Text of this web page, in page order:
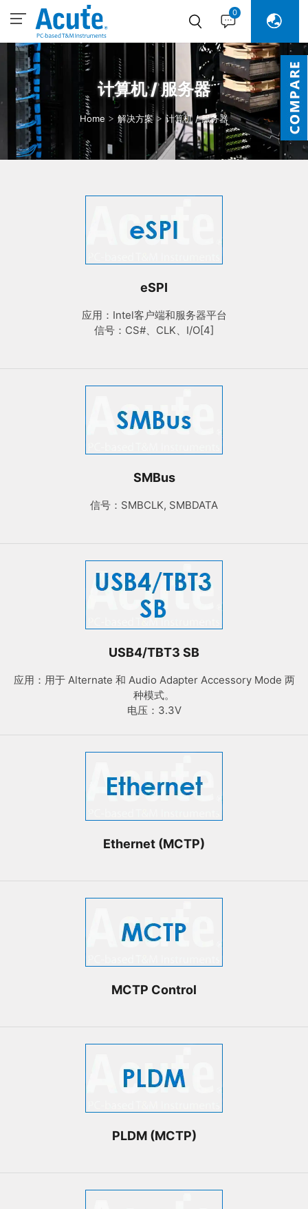
0
计算机 / 服务器
Home 解决方案 计算机 / 服务器
eSPI
应用：Intel客户端和服务器平台
信号：CS#、CLK、I/O[4]
SMBus
信号：SMBCLK, SMBDATA
USB4/TBT3 SB
应用：用于 Alternate 和 Audio Adapter Accessory Mode 两
种模式。
电压：3.3V
Ethernet (MCTP)
MCTP Control
PLDM (MCTP)